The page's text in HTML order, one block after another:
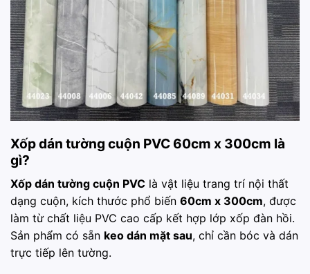
Xốp dán tường cuộn PVC 60cm x 300cm là
gì?
Xốp dán tường cuộn PVC là vật liệu trang trí nội thất
dạng cuộn, kích thước phổ biến 60cm x 300cm, được
làm từ chất liệu PVC cao cấp kết hợp lớp xốp đàn hồi.
Sản phẩm có sẵn keo dán mặt sau, chỉ cần bóc và dán
trực tiếp lên tường.